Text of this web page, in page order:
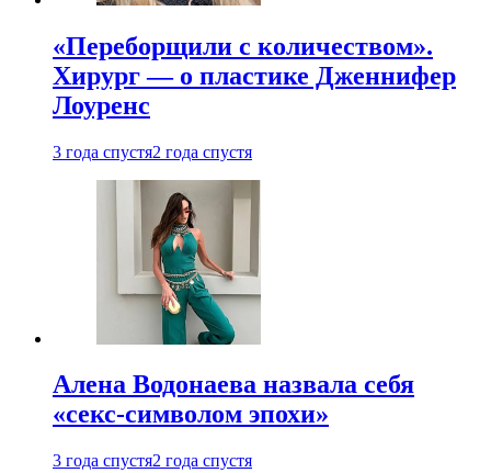
«Переборщили с количеством».
Хирург — о пластике Дженнифер
Лоуренс
3 года спустя2 года спустя
Алена Водонаева назвала себя
«секс-символом эпохи»
3 года спустя2 года спустя